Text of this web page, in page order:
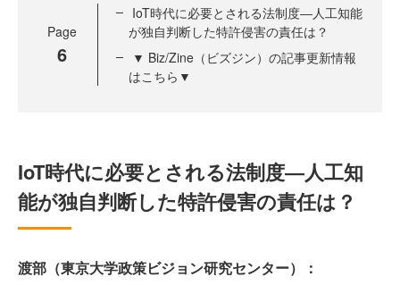
Page
6
IoT時代に必要とされる法制度―人工知能
が独自判断した特許侵害の責任は？
▼ Biz/Zine（ビズジン）の記事更新情報
はこちら▼
IoT時代に必要とされる法制度―人工知
能が独自判断した特許侵害の責任は？
渡部（東京大学政策ビジョン研究センター）：